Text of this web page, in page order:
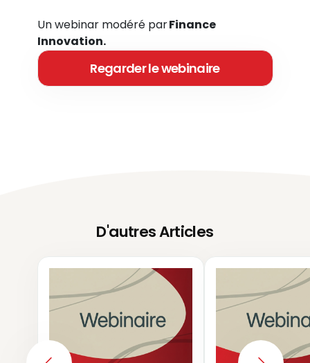
Un webinar modéré parFinance
Innovation.
Regarder le webinaire
D'autres Articles